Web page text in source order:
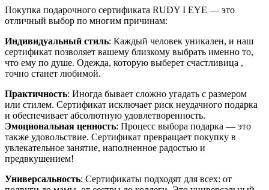
Покупка подарочного сертификата RUDY I EYE — это
отличный выбор по многим причинам:
Индивидуальный стиль: Каждый человек уникален, и наш
сертификат позволяет вашему близкому выбрать именно то,
что ему по душе. Одежда, которую выберет счастливица ,
точно станет любимой.
Практичность: Иногда бывает сложно угадать с размером
или стилем. Сертификат исключает риск неудачного подарка
и обеспечивает абсолютную удовлетворенность.
Эмоциональная ценность: Процесс выбора подарка — это
также удовольствие. Сертификат превращает покупку в
увлекательное занятие, наполненное радостью и
предвкушением!
Универсальность: Сертификаты подходят для всех: от